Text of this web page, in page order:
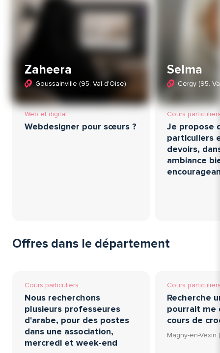
Zaheera
Goussainville (95. Val-d'Oise)
Web et digital
Webdesigner pour sœurs ?
Selma
Cergy (95.
Cours
Je propose
particuliers
devoirs,
ambiance
Offres dans le département
Cours particuliers
Nous recherchons
plusieurs professeures
d'arabe, pour des postes
dans une association,
mercredi et week-end
Cours
Recherche
pourrait me
cours de
Magny-en-Vexin